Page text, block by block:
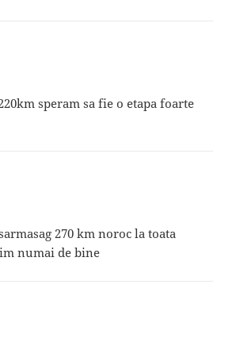
speram sa fie o etapa foarte
270 km noroc la toata
numai de bine